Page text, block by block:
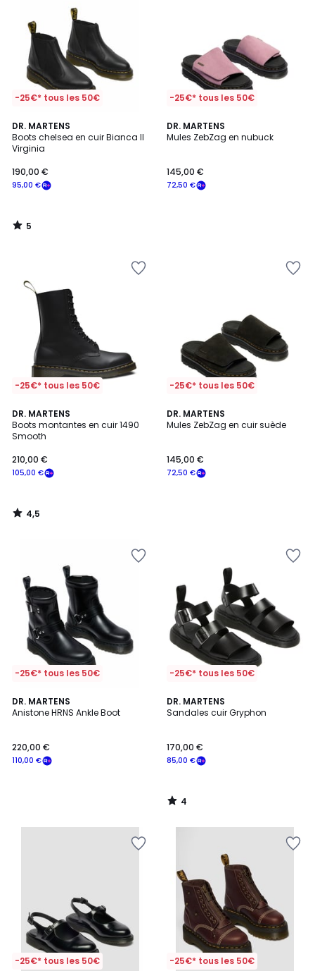
-25€* tous les 50€
DR. MARTENS
Boots chelsea en cuir Bianca II
Virginia
95,00 €
190,00 €
5
/
5
5
/
-25€* tous les 50€
DR. MARTENS
Mules ZebZag en nubuck
72,50 €
145,00 €
-25€* tous les 50€
DR. MARTENS
Boots montantes en cuir 1490
Smooth
105,00 €
210,00 €
4,5
/ 5
4,5
/
-25€* tous les 50€
DR. MARTENS
Mules ZebZag en cuir suède
72,50 €
145,00 €
-25€* tous les 50€
DR. MARTENS
Anistone HRNS Ankle Boot
110,00 €
220,00 €
-25€* tous les 50€
DR. MARTENS
Sandales cuir Gryphon
85,00 €
170,00 €
4
/
4
/
-25€* tous les 50€ -25€* tous les 50€